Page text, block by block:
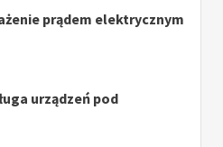
prądem elektrycznym
urządzeń pod